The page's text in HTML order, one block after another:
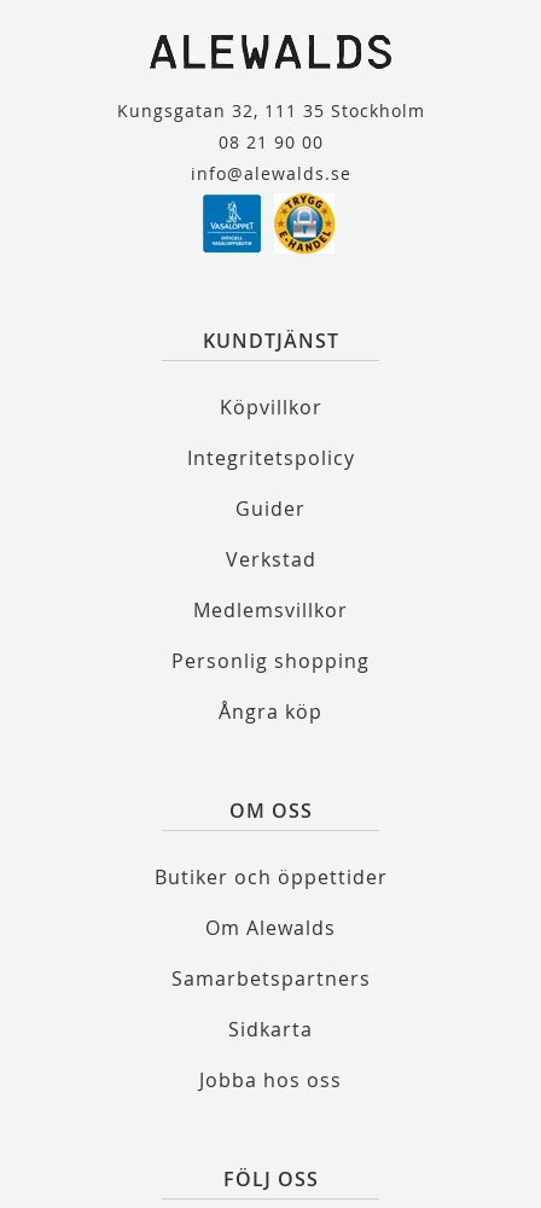
Kungsgatan 32, 111 35 Stockholm
08 21 90 00
info@alewalds.se
KUNDTJÄNST
Köpvillkor
Integritetspolicy
Guider
Verkstad
Medlemsvillkor
Personlig shopping
Ångra köp
OM OSS
Butiker och öppettider
Om Alewalds
Samarbetspartners
Sidkarta
Jobba hos oss
FÖLJ OSS